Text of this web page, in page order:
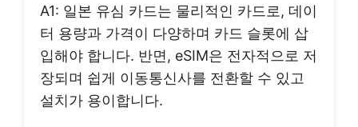
A1: 일본 유심 카드는 물리적인 카드로, 데이
터 용량과 가격이 다양하며 카드 슬롯에 삽
입해야 합니다. 반면, eSIM은 전자적으로 저
장되며 쉽게 이동통신사를 전환할 수 있고
설치가 용이합니다.